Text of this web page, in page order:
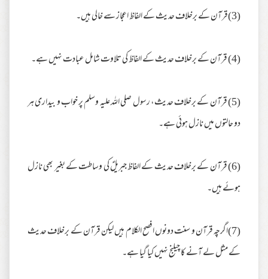
(3)قرآن کے برخلاف حدیث کے الفاظ اعجاز سے خالی ہیں۔
(4) قرآن کے برخلاف حدیث کے الفاظ کی تلاوت شامل عبادت نہیں ہے۔
(5) قرآن کے برخلاف حدیث، رسول صلی اللہ علیہ وسلم پر خواب و بیداری ہر
دو حالتوں میں نازل ہوئی ہے۔
(6) قرآن کے برخلاف حدیث کے الفاظ جبریلؑ کی وساطت کے بغیر بھی نازل
ہوئے ہیں۔
(7)اگرچہ قرآن و سنت دونوں افصح الکلام ہیں لیکن قرآن کے برخلاف حدیث
کے مثل لے آنے کا چیلنج نہیں کیا گیا ہے۔